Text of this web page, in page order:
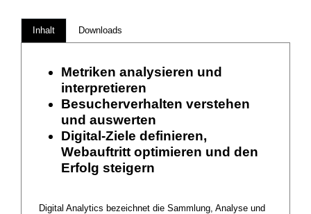
Inhalt Downloads
Metriken analysieren und
interpretieren
Besucherverhalten verstehen
und auswerten
Digital-Ziele definieren,
Webauftritt optimieren und den
Erfolg steigern
Digital Analytics bezeichnet die Sammlung, Analyse und